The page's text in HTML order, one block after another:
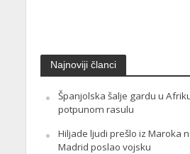
Najnoviji članci
Španjolska šalje gardu u
potpunom rasulu
Hiljade ljudi prešlo iz Maroka
Madrid poslao vojsku